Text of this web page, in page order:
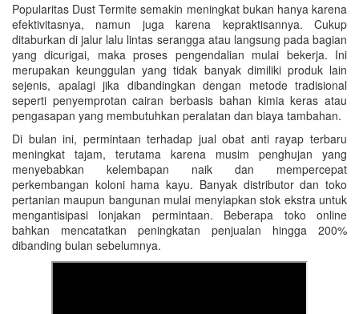
Popularitas Dust Termite semakin meningkat bukan hanya karena
efektivitasnya, namun juga karena kepraktisannya. Cukup
ditaburkan di jalur lalu lintas serangga atau langsung pada bagian
yang dicurigai, maka proses pengendalian mulai bekerja. Ini
merupakan keunggulan yang tidak banyak dimiliki produk lain
sejenis, apalagi jika dibandingkan dengan metode tradisional
seperti penyemprotan cairan berbasis bahan kimia keras atau
pengasapan yang membutuhkan peralatan dan biaya tambahan.
Di bulan ini, permintaan terhadap jual obat anti rayap terbaru
meningkat tajam, terutama karena musim penghujan yang
menyebabkan kelembapan naik dan mempercepat
perkembangan koloni hama kayu. Banyak distributor dan toko
pertanian maupun bangunan mulai menyiapkan stok ekstra untuk
mengantisipasi lonjakan permintaan. Beberapa toko online
bahkan mencatatkan peningkatan penjualan hingga 200%
dibanding bulan sebelumnya.